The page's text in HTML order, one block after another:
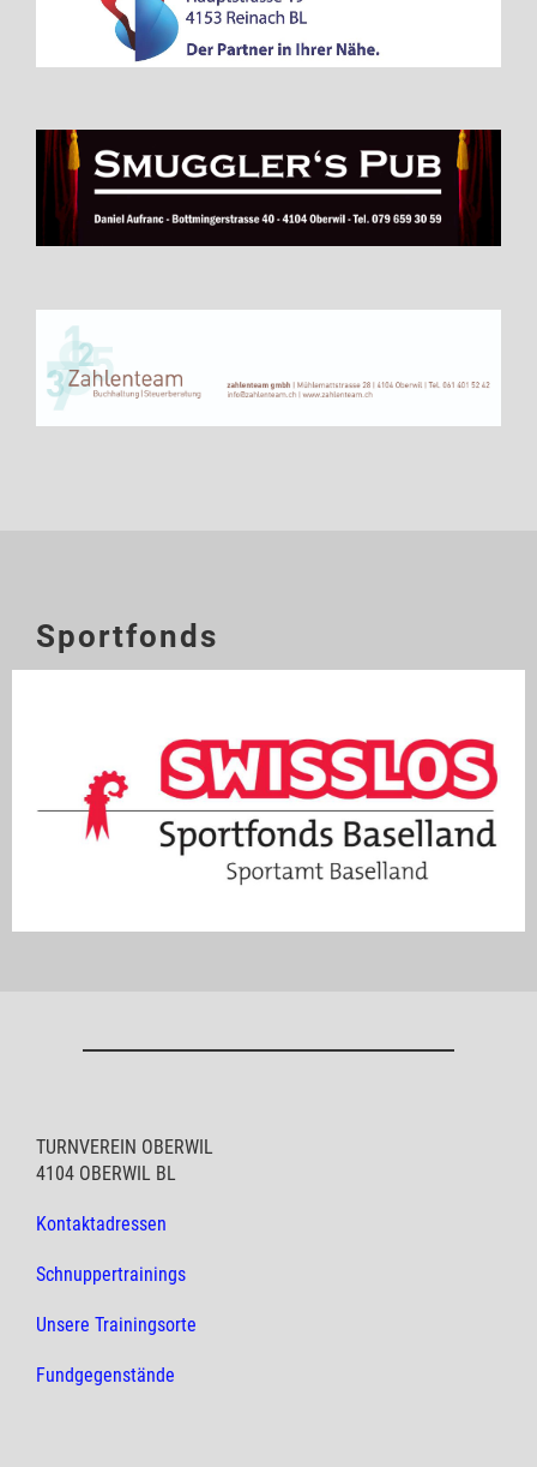
Sportfonds
TURNVEREIN OBERWIL
4104 OBERWIL BL
Kontaktadressen
Schnuppertrainings
Unsere Trainingsorte
Fundgegenstände